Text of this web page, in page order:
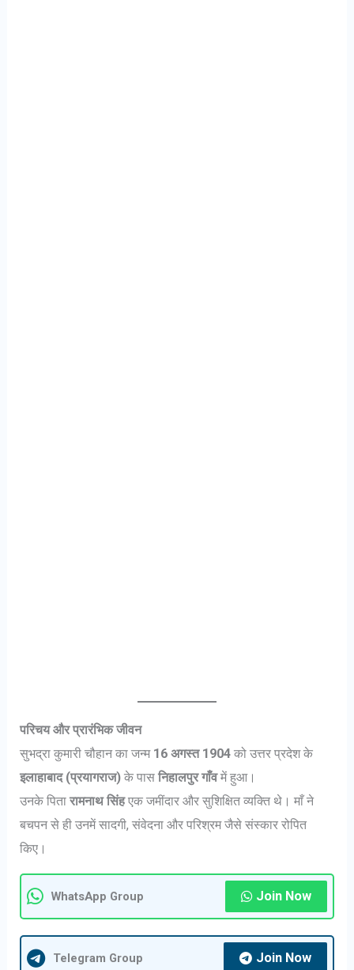
परिचय और प्रारंभिक जीवन
सुभद्रा कुमारी चौहान का जन्म 16 अगस्त 1904 को उत्तर प्रदेश के
इलाहाबाद (प्रयागराज) के पासनिहालपुर गाँवमें हुआ।
उनके पितारामनाथ सिंहएक जमींदार और सुशिक्षित व्यक्ति थे। माँ ने
बचपन से ही उनमें सादगी, संवेदना और परिश्रम जैसे संस्कार रोपित
किए।
WhatsApp Group Join Now
Telegram Group Join Now